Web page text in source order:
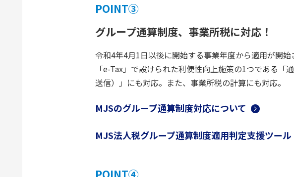
POINT③
グループ通算制度、事業所税に対応！
令和4年4月1日以後に開始する事業年度から適用が開始
「e-Tax」で設けられた利便性向上施策の1つである
送信）」にも対応。また、事業所税の計算にも対応。
MJSのグループ通算制度対応について
MJS法人税グループ通算制度適用判定支援ツール
POINT④